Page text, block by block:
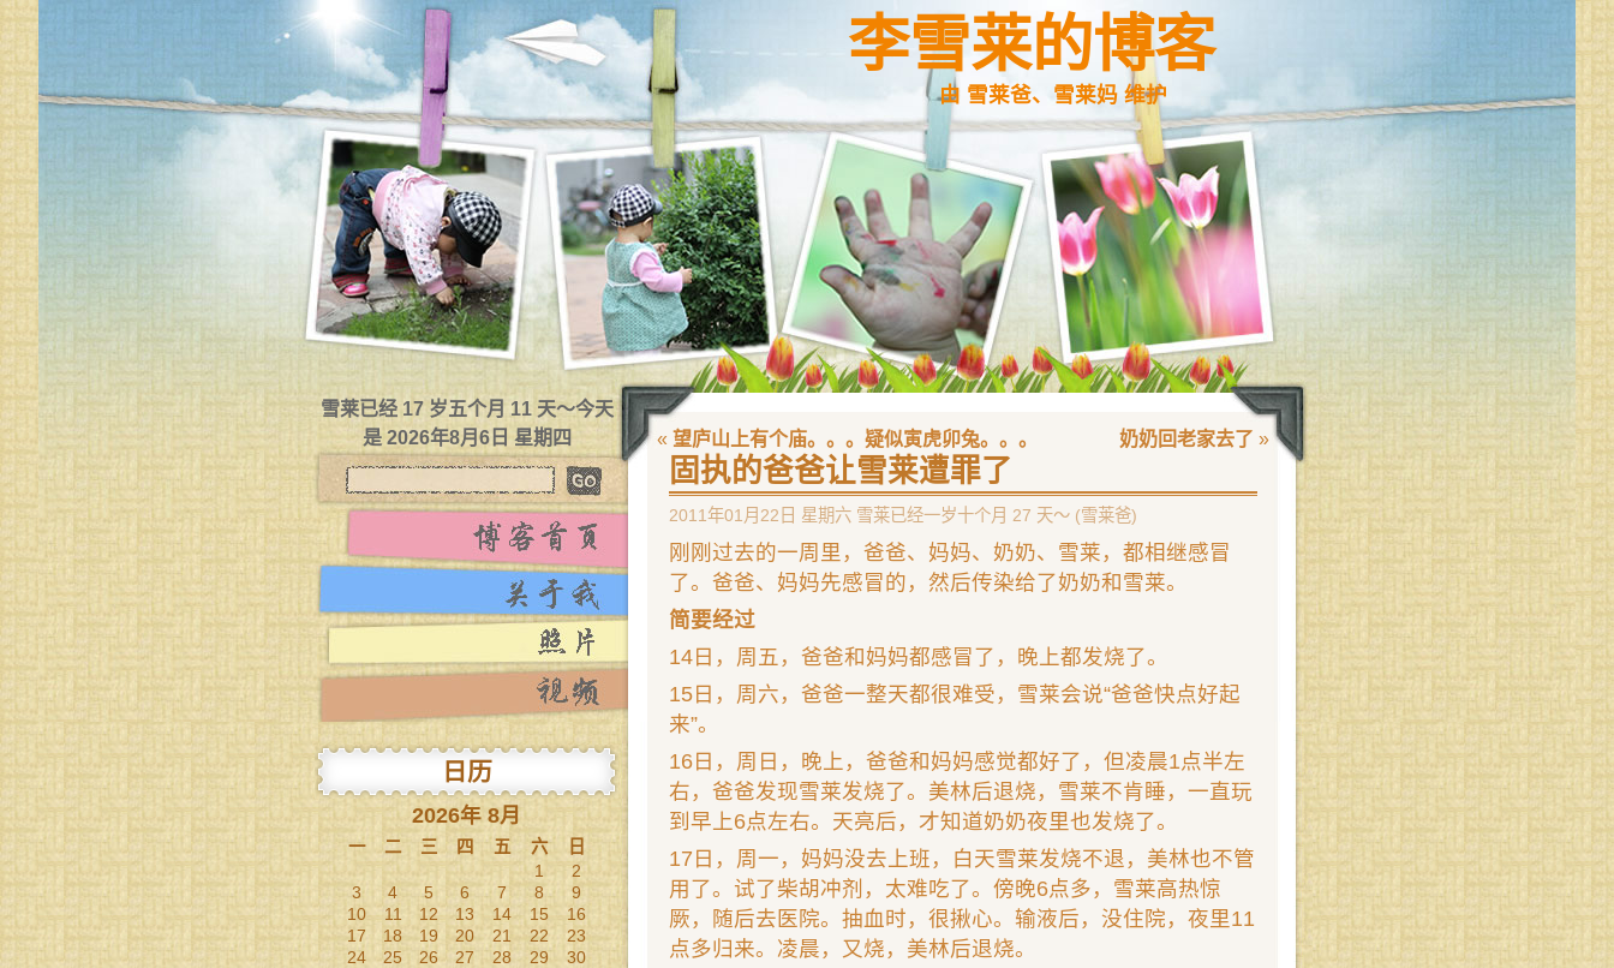
李雪莱的博客
由 雪莱爸、雪莱妈 维护
雪莱已经 17 岁五个月 11 天～今天
是 2026年8月6日 星期四
日历
2026年 8月
一 二 三 四 五 六
日
1
2
3
4 5 6 7 8
9
10
11 12 13 14 15
16
17
18 19 20 21 22
23
24
25 26 27 28 29
30
« 望庐山上有个庙。。。疑似寅虎卯兔。。。 奶奶回老家去了 »
固执的爸爸让雪莱遭罪了
2011年01月22日 星期六 雪莱已经一岁十个月 27 天～ (雪莱爸)
刚刚过去的一周里，爸爸、妈妈、奶奶、雪莱，都相继感冒
了。爸爸、妈妈先感冒的，然后传染给了奶奶和雪莱。
简要经过
14日，周五，爸爸和妈妈都感冒了，晚上都发烧了。
15日，周六，爸爸一整天都很难受，雪莱会说“爸爸快点好起
来”。
16日，周日，晚上，爸爸和妈妈感觉都好了，但凌晨1点半左
右，爸爸发现雪莱发烧了。美林后退烧，雪莱不肯睡，一直玩
到早上6点左右。天亮后，才知道奶奶夜里也发烧了。
17日，周一，妈妈没去上班，白天雪莱发烧不退，美林也不管
用了。试了柴胡冲剂，太难吃了。傍晚6点多，雪莱高热惊
厥，随后去医院。抽血时，很揪心。输液后，没住院，夜里11
点多归来。凌晨，又烧，美林后退烧。